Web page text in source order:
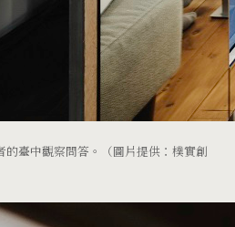
臺中觀察問答。（圖片提供：樸實創